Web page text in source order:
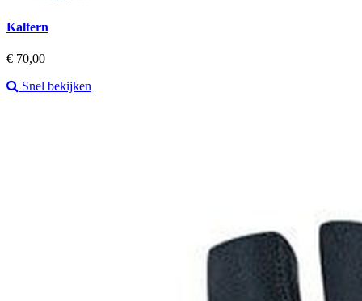
Kaltern
Prijs
€ 70,00
Snel bekijken